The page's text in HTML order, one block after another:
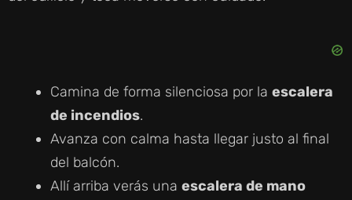
D
E
O
Camina de forma silenciosa por la escalera
de incendios.
Avanza con calma hasta llegar justo al final
del balcón.
Allí arriba verás una escalera de mano